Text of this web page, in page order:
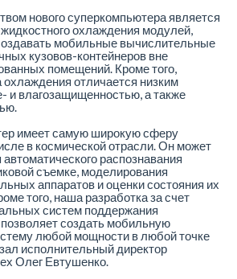
нового суперкомпьютера является
охлаждения модулей,
мобильные вычислительные
кузовов-контейнеров вне
помещений. Кроме того,
отличается низким
и влагозащищенностью, а также
имеет самую широкую сферу
в космической отрасли. Он может
распознавания
съемке, моделирования
аппаратов и оценки состояния их
того, наша разработка за счет
систем поддержания
создать мобильную
любой мощности в любой точке
исполнительный директор
Олег Евтушенко.